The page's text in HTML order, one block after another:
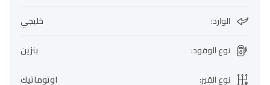
الوارد:
خليجي
نوع الوقود:
بنزين
نوع القير:
اوتوماتيك